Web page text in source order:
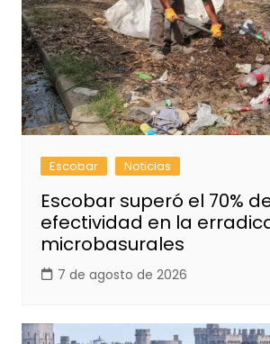
Escobar Noticias
Escobar superó el 70%
efectividad en la
microbasurales
7 de agosto de 2026